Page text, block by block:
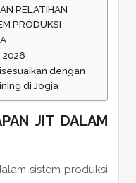
PELATIHAN
PRODUKSI
2026
dengan
di Jogja
JIT DALAM
sistem produksi